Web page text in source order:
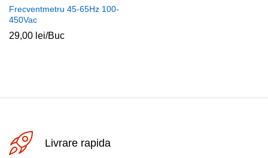
Frecventmetru 45-65Hz 100-
450Vac
29,00 lei/Buc
Livrare rapida